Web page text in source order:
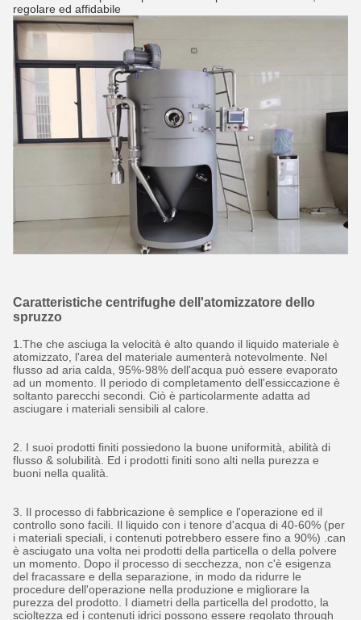
regolare ed affidabile
Caratteristiche centrifughe dell'atomizzatore dello
spruzzo
1.The che asciuga la velocità è alto quando il liquido materiale è
atomizzato, l'area del materiale aumenterà notevolmente. Nel
flusso ad aria calda, 95%-98% dell'acqua può essere evaporato
ad un momento. Il periodo di completamento dell'essiccazione è
soltanto parecchi secondi. Ciò è particolarmente adatta ad
asciugare i materiali sensibili al calore.
2. I suoi prodotti finiti possiedono la buone uniformità, abilità di
flusso & solubilità. Ed i prodotti finiti sono alti nella purezza e
buoni nella qualità.
3. Il processo di fabbricazione è semplice e l'operazione ed il
controllo sono facili. Il liquido con i tenore d'acqua di 40-60% (per
i materiali speciali, i contenuti potrebbero essere fino a 90%) .can
è asciugato una volta nei prodotti della particella o della polvere
un momento. Dopo il processo di secchezza, non c'è esigenza
del fracassare e della separazione, in modo da ridurre le
procedure dell'operazione nella produzione e migliorare la
purezza del prodotto. I diametri della particella del prodotto, la
scioltezza ed i contenuti idrici possono essere regolato through